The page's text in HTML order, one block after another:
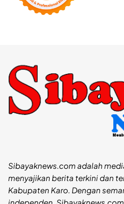
Sibayaknews.com adalah
menyajikan berita terkini dan
Kabupaten Karo. Dengan
independen,